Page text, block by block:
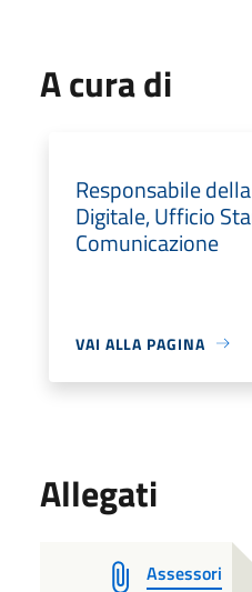
A cura di
Responsabile
Digitale, Ufficio
Comunicazione
VAI ALLA PAGINA
Allegati
Assessori